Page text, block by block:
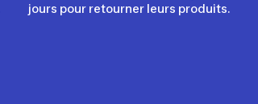
jours pour retourner leurs produits.